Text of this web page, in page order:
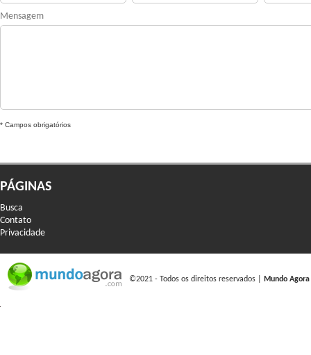
Mensagem
* Campos obrigatórios
PÁGINAS
Busca
Contato
Privacidade
©2021 - Todos os direitos reservados | Mundo Agora